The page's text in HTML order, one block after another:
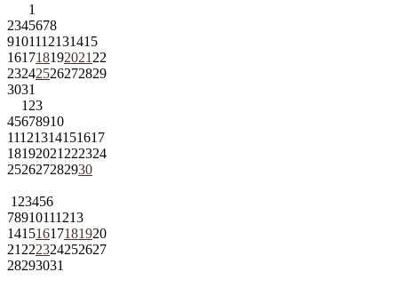
1
2345678
9101112131415
161718192021 22
23242526272829
3031
1 23
45678910
11121314151617
18192021 222324
252627282930
1 23456
78910111213
14151617181920
21 222324252627
28293031